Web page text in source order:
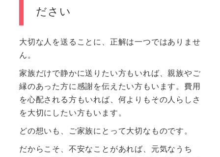
ださい
大切な人を送ることに、正解は一つではありませ
ん。
家族だけで静かに送りたい方もいれば、親族やご
縁のあった方に感謝を伝えたい方もいます。費用
を心配される方もいれば、何よりもその人らしさ
を大切にしたい方もいます。
どの想いも、ご家族にとって大切なものです。
だからこそ、不安なことがあれば、元気なうち